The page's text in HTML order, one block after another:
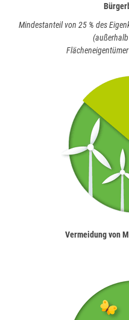
Mindestanteil von 25 % des
Vermeidung von